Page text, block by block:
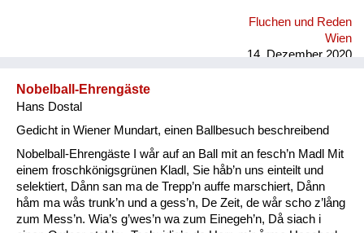
Fluchen und Reden
Wien
14. Dezember 2020
Nobelball-Ehrengäste
Hans Dostal
Gedicht in Wiener Mundart, einen Ballbesuch beschreibend
Nobelball-Ehrengäste I wår auf an Ball mit an fesch’n Madl Mit
einem froschkönigsgrünen Kladl, Sie håb’n uns einteilt und
selektiert, Dånn san ma de Trepp’n auffe marschiert, Dånn
håm ma wås trunk’n und a gess’n, De Zeit, de wår scho z’lång
zum Mess’n. Wia’s g’wes’n wa zum Einegeh’n, Då siach i